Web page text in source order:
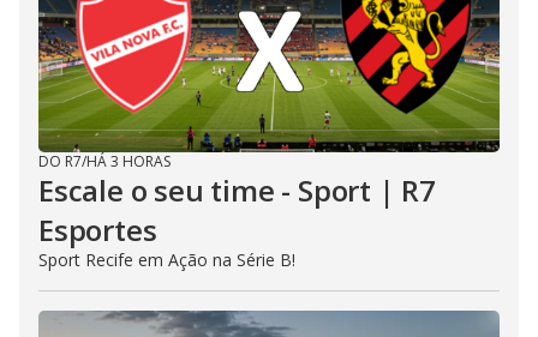
DO R7/HÁ 3 HORAS
Escale o seu time - Sport | R7
Esportes
Sport Recife em Ação na Série B!